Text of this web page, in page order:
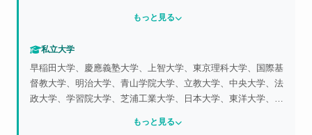
国立大学、埼玉大学、静岡大学、新潟大学、信州大学、富山大
大学、奈良女子大学、和歌山大学、鳥取大学、島根大学、広島
大学、徳島大学、愛媛大学、長崎大学、佐賀大学、熊本大学、
宮崎大学、鹿児島大学、琉球大学、国際教養大学、釧路公立大
学、小樽商科大学、高崎経済大学、埼玉県立大学、東京都立大
学、横浜市立大学、静岡県立大学、名古屋市立大学、大阪公立
もっと見る
私立大学
早稲田大学、慶應義塾大学、上智大学、東京理科大学、国際基
督教大学、明治大学、青山学院大学、立教大学、中央大学、法
政大学、学習院大学、芝浦工業大学、日本大学、東洋大学、駒
京大学、国士舘大学、関西大学、関西学院大学、同志社大学、
もっと見る